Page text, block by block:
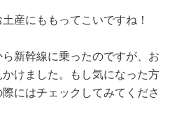
産にももってこいですね！
新幹線に乗ったのですが、お
けました。もし気になった方
にはチェックしてみてくださ